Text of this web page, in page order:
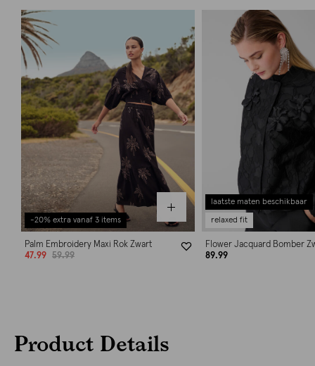
-20% extra vanaf 3 items
Palm Embroidery Maxi Rok Zwart
47.99
59.99
laatste maten beschikbaar
relaxed fit
Flower Jacquard Bomber
89.99
Product Details